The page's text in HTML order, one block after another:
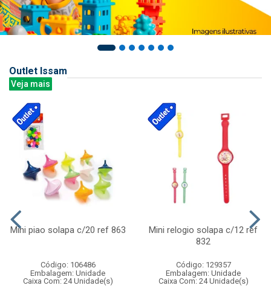
Outlet Issam
Veja mais
Mini piao solapa c/20 ref 863
Código: 106486
Embalagem: Unidade
Caixa Com: 24 Unidade(s)
Mini relogio solapa c/12 ref
832
Código: 129357
Embalagem: Unidade
Caixa Com: 24 Unidade(s)